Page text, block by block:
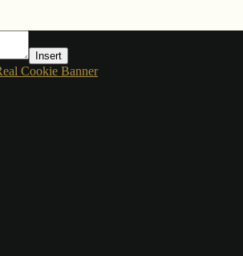
Insert
Cookie Banner